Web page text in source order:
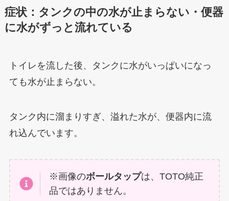
症状：タンクの中の水が止まらない・便器
に水がずっと流れている
トイレを流した後、タンクに水がいっぱいになっ
ても水が止まらない。
タンク内に溜まりすぎ、溢れた水が、便器内に流
れ込んでいます。
※画像のボールタップは、TOTO純正
品ではありません。